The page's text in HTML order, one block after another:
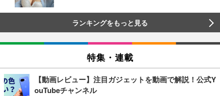
ランキングをもっと見る
特集・連載
【動画レビュー】注目ガジェットを動画で解説！公式Y
ouTubeチャンネル